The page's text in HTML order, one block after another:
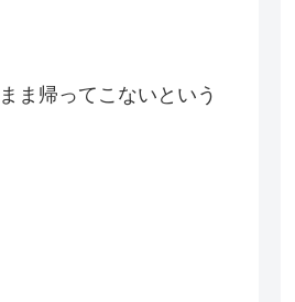
ま帰ってこないという